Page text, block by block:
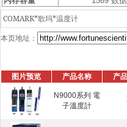
COMARK*歌玛*温度计
本页地址：
图片预览 产品名称 产
N9000系列 電
子溫度計